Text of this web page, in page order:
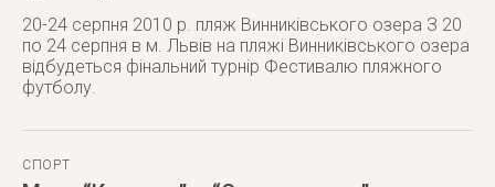
20-24 серпня 2010 р. пляж Винниківського озера З 20
по 24 серпня в м. Львів на пляжі Винниківського озера
відбудеться фінальний турнір Фестивалю пляжного
футболу.
СПОРТ